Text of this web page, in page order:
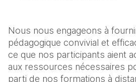
Nous nous engageons à
pédagogique convivial et
ce que nos participants aient
aux ressources nécessaires
parti de nos formations à